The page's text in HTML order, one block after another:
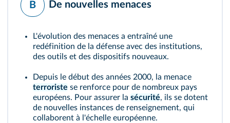
B De nouvelles menaces
L'évolution des menaces a entraîné une
redéfinition de la défense avec des institutions,
des outils et des dispositifs nouveaux.
Depuis le début des années 2000, la menace
terroriste se renforce pour de nombreux pays
européens. Pour assurer la sécurité, ils se dotent
de nouvelles instances de renseignement, qui
collaborent à l'échelle européenne.